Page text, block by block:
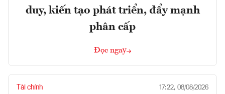
duy, kiến tạo phát triển, đẩy mạnh
phân cấp
Đọc ngay
Tài chính 17:22, 08/08/2026